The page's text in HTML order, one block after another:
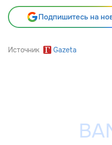
Подпишитесь на
Источник Gazeta